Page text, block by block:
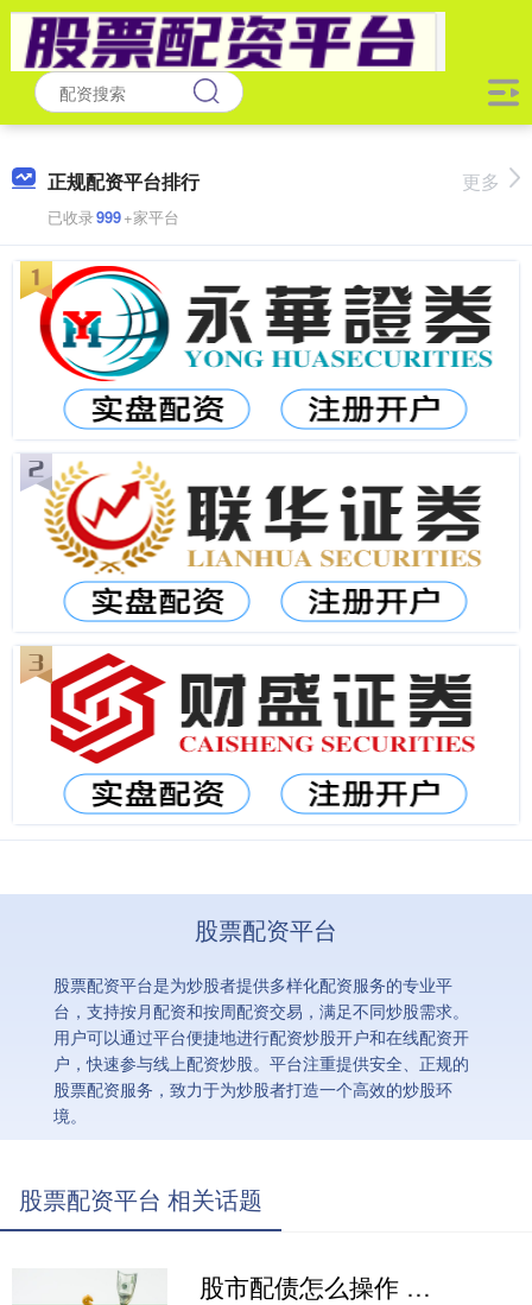
正规配资平台排行
已收录999+家平台
更多
股票配资平台
股票配资平台是为炒股者提供多样化配资服务的专业平
台，支持按月配资和按周配资交易，满足不同炒股需求。
用户可以通过平台便捷地进行配资炒股开户和在线配资开
户，快速参与线上配资炒股。平台注重提供安全、正规的
股票配资服务，致力于为炒股者打造一个高效的炒股环
境。
股票配资平台 相关话题
股市配债怎么操作 湖州股票配资：解锁财富新篇章，实现投资梦想